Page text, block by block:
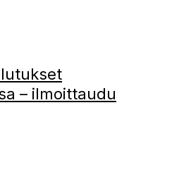
– ilmoittaudu